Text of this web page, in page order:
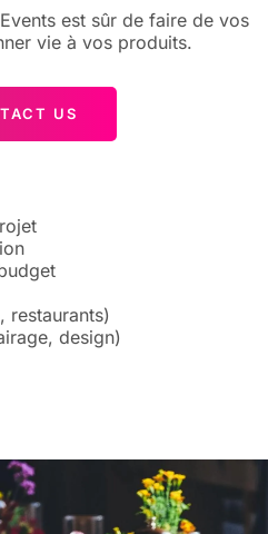
est sûr de faire de vos
vie à vos produits.
US
restaurants)
design)